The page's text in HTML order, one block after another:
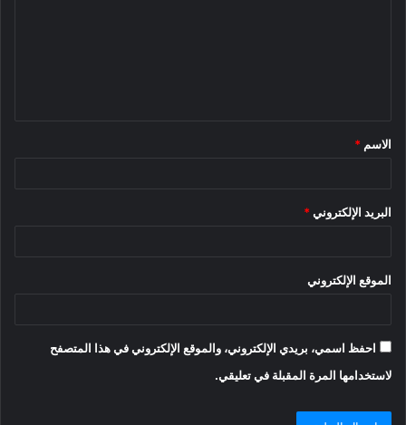
*
الاسم *
البريد الإلكتروني *
الموقع الإلكتروني
احفظ اسمي، بريدي الإلكتروني، والموقع الإلكتروني في هذا المتصفح
لاستخدامها المرة المقبلة في تعليقي.